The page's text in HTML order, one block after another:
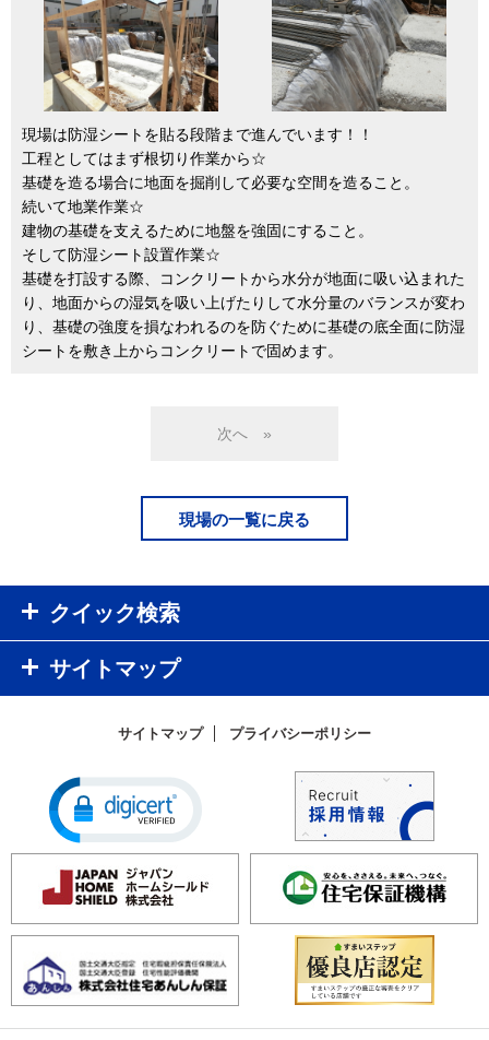
現場は防湿シートを貼る段階まで進んでいます！！
工程としてはまず根切り作業から☆
基礎を造る場合に地面を掘削して必要な空間を造ること。
続いて地業作業☆
建物の基礎を支えるために地盤を強固にすること。
そして防湿シート設置作業☆
基礎を打設する際、コンクリートから水分が地面に吸い込まれた
り、地面からの湿気を吸い上げたりして水分量のバランスが変わ
り、基礎の強度を損なわれるのを防ぐために基礎の底全面に防湿
シートを敷き上からコンクリートで固めます。
»
現場の一覧に戻る
クイック検索
サイトマップ
サイトマップ プライバシーポリシー